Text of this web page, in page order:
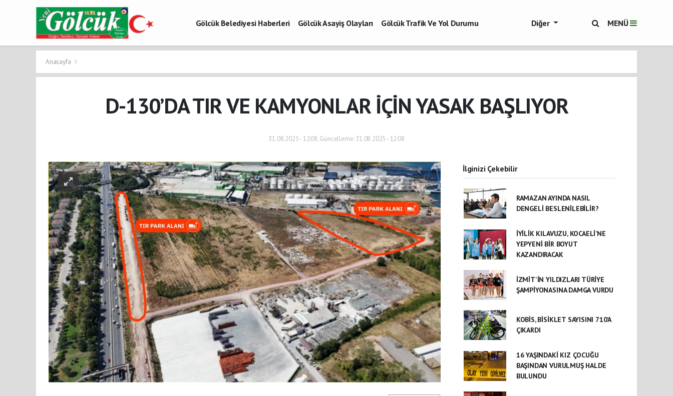
Gölcük Belediyesi Haberleri Gölcük Asayiş Olayları
Gölcük Trafik Ve Yol Durumu
Diğer MENÜ
Anasayfa
D-130’DA TIR VE KAMYONLAR İÇİN YASAK BAŞLIYOR
31.08.2025 - 12:08, Güncelleme: 31.08.2025 - 12:08
İlginizi Çekebilir
RAMAZAN AYINDA NASIL
DENGELİ BESLENİLEBİLİR?
İYİLİK KILAVUZU, KOCAELİ’NE
YEPYENİ BİR BOYUT
KAZANDIRACAK
İZMİT'İN YILDIZLARI TÜRİYE
ŞAMPİYONASINA DAMGA VURDU
KOBİS, BİSİKLET SAYISINI 710’A
ÇIKARDI
16 YAŞINDAKİ KIZ ÇOCUĞU
BAŞINDAN VURULMUŞ HALDE
BULUNDU